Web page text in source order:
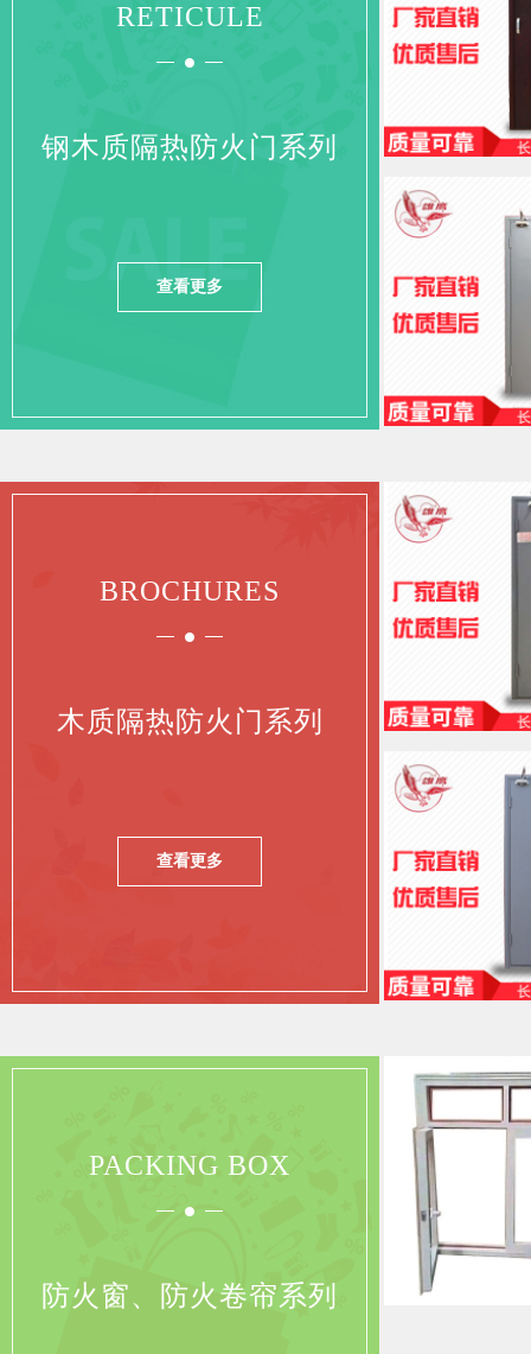
RETICULE
钢木质隔热防火门系列
查看更多
BROCHURES
木质隔热防火门系列
查看更多
PACKING BOX
防火窗、防火卷帘系列